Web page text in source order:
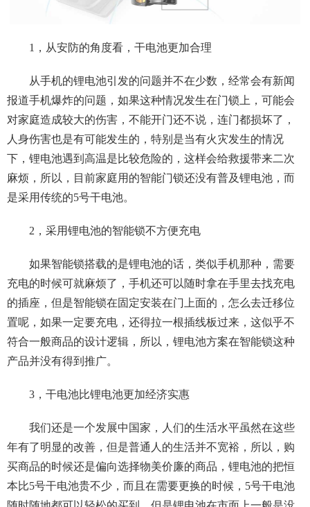
1，从安防的角度看，干电池更加合理
从手机的锂电池引发的问题并不在少数，经常会有新闻
报道手机爆炸的问题，如果这种情况发生在门锁上，可能会
对家庭造成较大的伤害，不能开门还不说，连门都损坏了，
人身伤害也是有可能发生的，特别是当有火灾发生的情况
下，锂电池遇到高温是比较危险的，这样会给救援带来二次
麻烦，所以，目前家庭用的智能门锁还没有普及锂电池，而
是采用传统的5号干电池。
2，采用锂电池的智能锁不方便充电
如果智能锁搭载的是锂电池的话，类似手机那种，需要
充电的时候可就麻烦了，手机还可以随时拿在手里去找充电
的插座，但是智能锁在固定安装在门上面的，怎么去迁移位
置呢，如果一定要充电，还得拉一根插线板过来，这似乎不
符合一般商品的设计逻辑，所以，锂电池方案在智能锁这种
产品并没有得到推广。
3，干电池比锂电池更加经济实惠
我们还是一个发展中国家，人们的生活水平虽然在这些
年有了明显的改善，但是普通人的生活并不宽裕，所以，购
买商品的时候还是偏向选择物美价廉的商品，锂电池的把恒
本比5号干电池贵不少，而且在需要更换的时候，5号干电池